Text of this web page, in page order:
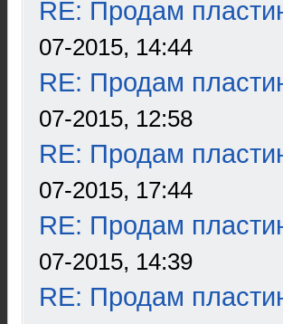
RE: Продам
07-2015, 14:44
RE: Продам
07-2015, 12:58
RE: Продам
07-2015, 17:44
RE: Продам
07-2015, 14:39
RE: Продам